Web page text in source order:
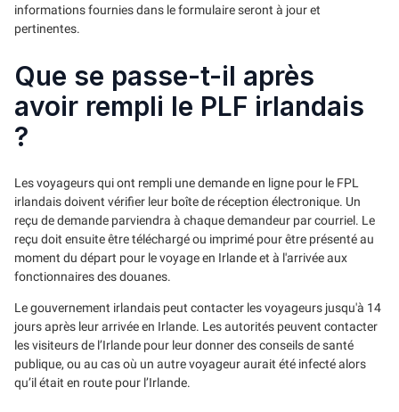
informations fournies dans le formulaire seront à jour et
pertinentes.
Que se passe-t-il après
avoir rempli le PLF irlandais
?
Les voyageurs qui ont rempli une demande en ligne pour le FPL
irlandais doivent vérifier leur boîte de réception électronique. Un
reçu de demande parviendra à chaque demandeur par courriel. Le
reçu doit ensuite être téléchargé ou imprimé pour être présenté au
moment du départ pour le voyage en Irlande et à l'arrivée aux
fonctionnaires des douanes.
Le gouvernement irlandais peut contacter les voyageurs jusqu'à 14
jours après leur arrivée en Irlande. Les autorités peuvent contacter
les visiteurs de l’Irlande pour leur donner des conseils de santé
publique, ou au cas où un autre voyageur aurait été infecté alors
qu’il était en route pour l’Irlande.